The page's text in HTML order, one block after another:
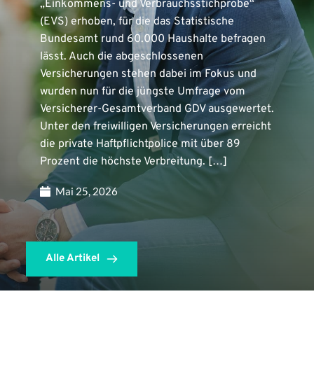
„Einkommens- und Verbrauchsstichprobe“
(EVS) erhoben, für die das Statistische
Bundesamt rund 60.000 Haushalte befragen
lässt. Auch die abgeschlossenen
Versicherungen stehen dabei im Fokus und
wurden nun für die jüngste Umfrage vom
Versicherer-Gesamtverband GDV ausgewertet.
Unter den freiwilligen Versicherungen erreicht
die private Haftpflichtpolice mit über 89
Prozent die höchste Verbreitung. […]
Mai 25, 2026
Alle Artikel